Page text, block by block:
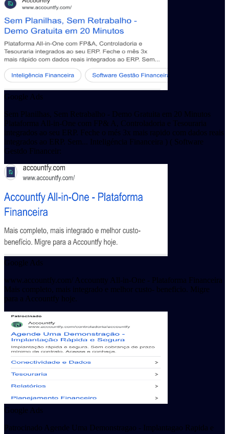
Google Ads
Sem Planilhas, Sem Retrabalho - Demo Gratuita em 20 Minutos
Plataforma All-in-One com FP& A, Controladoria e Tesouraria
integrados ao seu ERP. Feche o més 3x mais rapido com dados reais
integrados ao ERP. Sem... Inteligéncia Financeira ) ( Software
Gestdo Financeir:
Google Ads
www.accountfy.com/ Accountty All-in-One - Plataforma Financeira
Mais completo, mais integrado e melhor custo- beneficio. Migre
para a Accountfy hoje.
Google Ads
Patrocinado Agende Uma Demonstragao - Implantagao Rapida e